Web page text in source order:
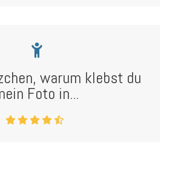
warum klebst du
Foto in...